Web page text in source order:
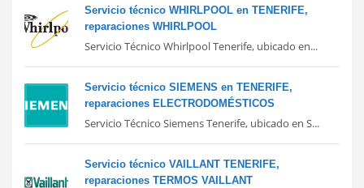
Servicio técnico WHIRLPOOL en TENERIFE,
reparaciones WHIRLPOOL
Servicio Técnico Whirlpool Tenerife, ubicado en...
Servicio técnico SIEMENS en TENERIFE,
reparaciones ELECTRODOMÉSTICOS
Servicio Técnico Siemens Tenerife, ubicado en S...
Servicio técnico VAILLANT TENERIFE,
reparaciones TERMOS VAILLANT